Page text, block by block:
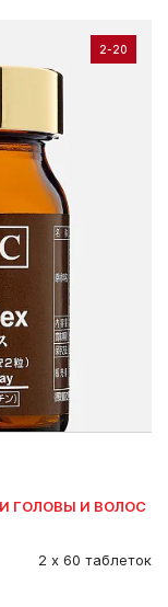
2-20
ГОЛОВЫ И ВОЛОС
2 х 60 таблеток